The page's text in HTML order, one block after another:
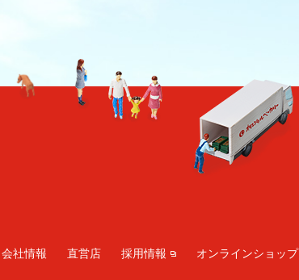
会社情報 直営店 採用情報 オンラインショップ